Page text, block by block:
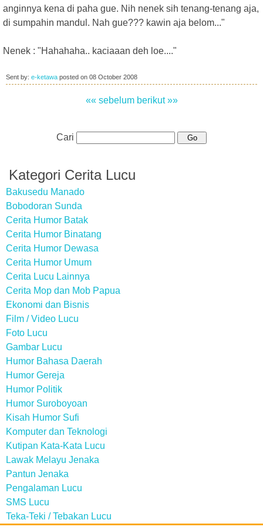
anginnya kena di paha gue. Nih nenek sih tenang-tenang aja,
di sumpahin mandul. Nah gue??? kawin aja belom..."
Nenek : "Hahahaha.. kaciaaan deh loe...."
Sent by: e-ketawa posted on 08 October 2008
«« sebelum berikut »»
Cari
Kategori Cerita Lucu
Bakusedu Manado
Bobodoran Sunda
Cerita Humor Batak
Cerita Humor Binatang
Cerita Humor Dewasa
Cerita Humor Umum
Cerita Lucu Lainnya
Cerita Mop dan Mob Papua
Ekonomi dan Bisnis
Film / Video Lucu
Foto Lucu
Gambar Lucu
Humor Bahasa Daerah
Humor Gereja
Humor Politik
Humor Suroboyoan
Kisah Humor Sufi
Komputer dan Teknologi
Kutipan Kata-Kata Lucu
Lawak Melayu Jenaka
Pantun Jenaka
Pengalaman Lucu
SMS Lucu
Teka-Teki / Tebakan Lucu